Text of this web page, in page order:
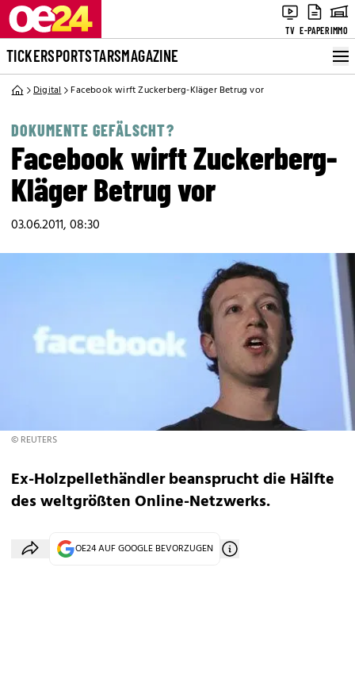
TV E-PAPERIMMO
TICKERSPORTSTARSMAGAZINE
Digital Facebook wirft Zuckerberg-Kläger Betrug vor
DOKUMENTE GEFÄLSCHT?
Facebook wirft Zuckerberg-
Kläger Betrug vor
03.06.2011, 08:30
© REUTERS
Ex-Holzpellethändler beansprucht die Hälfte
des weltgrößten Online-Netzwerks.
OE24 AUF GOOGLE BEVORZUGEN